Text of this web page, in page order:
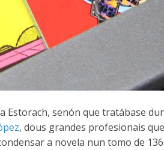
Estorach, senón que tratábase
, dous grandes profesionais
a novela nun tomo de